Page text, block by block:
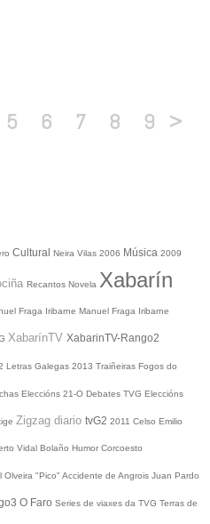
5 6 7 8 9 >
Cultural Neira Vilas 2006 Música 2009
Recantos Novela Xabarín
Fraga Iribarne Manuel Fraga Iribarne
XabarínTV XabarinTV-Rango2
Letras Galegas 2013 Traiñeiras Fogos do
Eleccións 21-O Debates TVG Eleccións
Zigzag diario tvG2 2011 Celso Emilio
Vidal Bolaño Humor Corcoesto
Olveira "Pico" Accidente de Angrois Juan Pardo
O Faro Series de viaxes da TVG Terras de